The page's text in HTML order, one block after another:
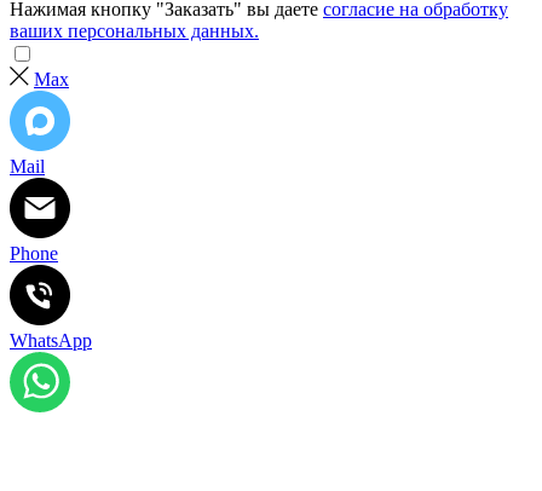
Нажимая кнопку "Заказать" вы даете согласие на обработку
ваших персональных данных.
Max
Mail
Phone
WhatsApp